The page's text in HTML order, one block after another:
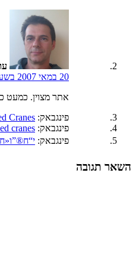
20 במאי 2007 בשעה 20:23
אתר מצוין. כמעט
פינגבאק: Cranes
פינגבאק: cranes
פינגבאק:
השאר תגובה